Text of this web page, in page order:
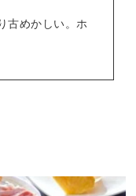
古めかしい。ホ